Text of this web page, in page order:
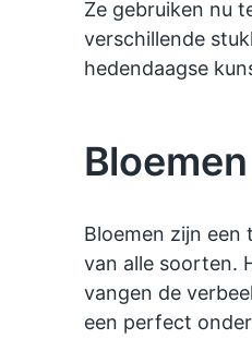
Ze gebruiken nu
verschillende
hedendaagse
Bloemen zijn
van alle soorten.
vangen de
een perfect